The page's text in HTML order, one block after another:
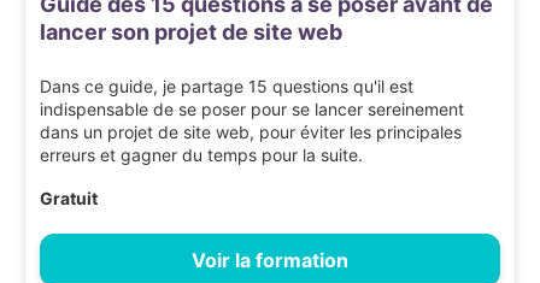
lancer son projet de site web
Dans ce guide, je partage 15 questions qu'il est
indispensable de se poser pour se lancer sereinement
dans un projet de site web, pour éviter les principales
erreurs et gagner du temps pour la suite.
Gratuit
Voir la formation